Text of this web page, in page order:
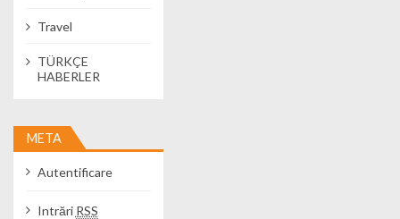
Travel
TÜRKÇE
HABERLER
META
Autentificare
Intrări RSS